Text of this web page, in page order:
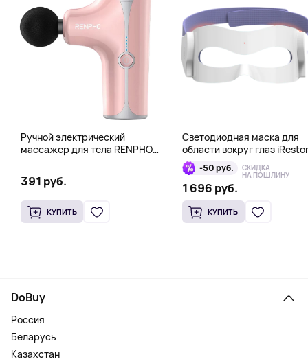
Ручной электрический
массажер для тела RENPHO
391 руб.
КУПИТЬ
Светодиодная маска для
области вокруг глаз
Illumina LED Eye Mask
-50 руб. СКИДКА
НА ПОШЛИНУ
1 696 руб.
КУПИТЬ
DoBuy
Россия
Беларусь
Казахстан